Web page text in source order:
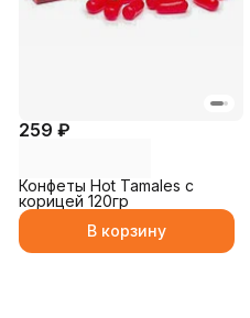
259 ₽
Конфеты Hot Tamales с
корицей 120гр
В корзину